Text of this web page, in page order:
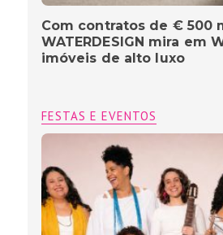
Com contratos de € 500
WATERDESIGN mira em
imóveis de alto luxo
FESTAS E EVENTOS